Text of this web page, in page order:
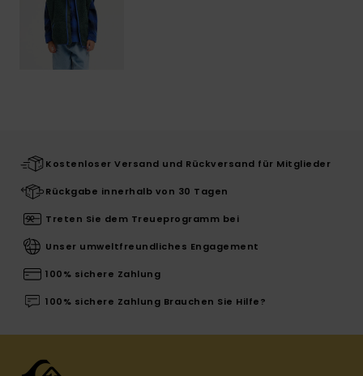
Kostenloser Versand und Rückversand für Mitglieder
Rückgabe innerhalb von 30 Tagen
Treten Sie dem Treueprogramm bei
Unser umweltfreundliches Engagement
100% sichere Zahlung
100% sichere Zahlung Brauchen Sie Hilfe?